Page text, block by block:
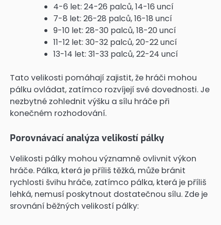
4-6 let: 24-26 palců, 14-16 uncí
7-8 let: 26-28 palců, 16-18 uncí
9-10 let: 28-30 palců, 18-20 uncí
11-12 let: 30-32 palců, 20-22 uncí
13-14 let: 31-33 palců, 22-24 uncí
Tato velikosti pomáhají zajistit, že hráči mohou
pálku ovládat, zatímco rozvíjejí své dovednosti. Je
nezbytné zohlednit výšku a sílu hráče při
konečném rozhodování.
Porovnávací analýza velikostí pálky
Velikosti pálky mohou významně ovlivnit výkon
hráče. Pálka, která je příliš těžká, může bránit
rychlosti švihu hráče, zatímco pálka, která je příliš
lehká, nemusí poskytnout dostatečnou sílu. Zde je
srovnání běžných velikostí pálky: